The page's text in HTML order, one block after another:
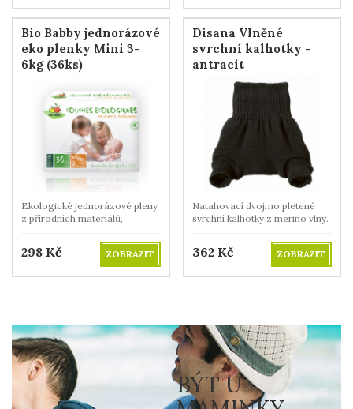
Bio Babby jednorázové
eko plenky Mini 3-
6kg (36ks)
Ekologické jednorázové pleny
z přírodních materiálů,
298 Kč ZOBRAZIT
Disana Vlněné
svrchní kalhotky -
antracit
Natahovací dvojmo pletené
svrchní kalhotky z merino vlny.
362 Kč ZOBRAZIT
BÝT U